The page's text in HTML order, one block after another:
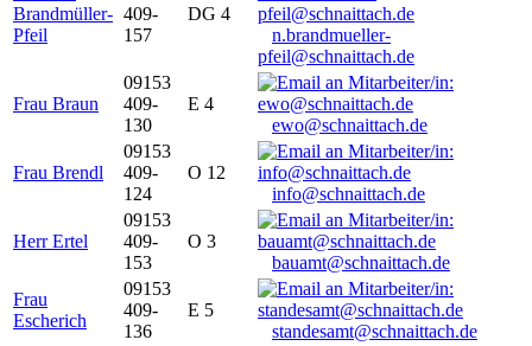
Brandmüller-
Pfeil
409-
157
DG 4
n.brandmueller-
pfeil@schnaittach.de
Frau Braun
09153
409-
130
E 4
ewo@schnaittach.de
Frau Brendl
09153
409-
124
O 12
info@schnaittach.de
Herr Ertel
09153
409-
153
O 3
bauamt@schnaittach.de
Frau
Escherich
09153
409-
136
E 5
standesamt@schnaittach.de